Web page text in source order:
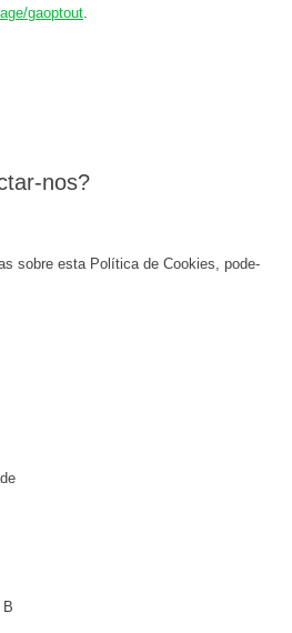
gaoptout.
nos?
sobre esta Política de Cookies, pode-
B